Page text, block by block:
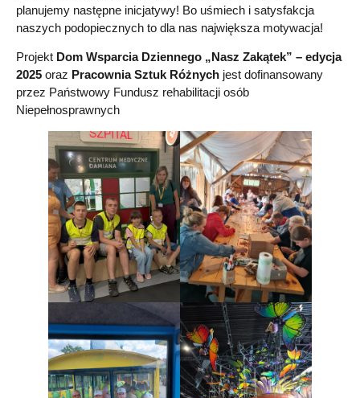
planujemy następne inicjatywy! Bo uśmiech i satysfakcja
naszych podopiecznych to dla nas największa motywacja!
Projekt Dom Wsparcia Dziennego „Nasz Zakątek” – edycja
2025 oraz Pracownia Sztuk Różnych jest dofinansowany
przez Państwowy Fundusz rehabilitacji osób
Niepełnosprawnych